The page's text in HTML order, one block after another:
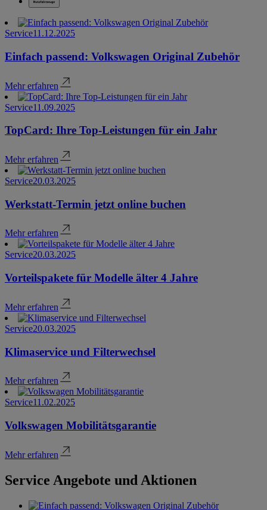
Service11.12.2025
Einfach passend: Volkswagen Original Zubehör
Mehr erfahren
Service11.09.2025
TopCard: Ihre Top-Leistungen für ein Jahr
Mehr erfahren
Service20.03.2025
Werkstatt-Termin jetzt online buchen
Mehr erfahren
Service20.03.2025
Vorteilspakete für Modelle älter 4 Jahre
Mehr erfahren
Service20.03.2025
Klimaservice und Filterwechsel
Mehr erfahren
Service11.02.2025
Volkswagen Mobilitätsgarantie
Mehr erfahren
Service Angebote und Aktionen